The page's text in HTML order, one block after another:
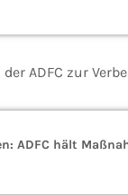
ADFC zur
ADFC hält